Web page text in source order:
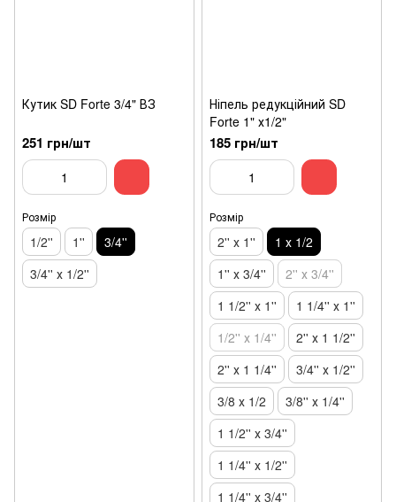
Кутик SD Forte 3/4" ВЗ
251 грн/шт
Розмір
1/2'' 1''
3/4''
3/4'' х 1/2''
Ніпель редукційний SD
Forte 1" х1/2"
185 грн/шт
Розмір
2'' х 1''
1 х 1/2
1'' х 3/4''
2'' х 3/4''
1 1/2'' х 1''
1 1/4'' х 1''
1/2'' х 1/4''
2'' х 1 1/2''
2'' х 1 1/4''
3/4'' х 1/2''
3/8 х 1/2
3/8'' х 1/4''
1 1/2'' х 3/4''
1 1/4'' х 1/2''
1 1/4'' х 3/4''